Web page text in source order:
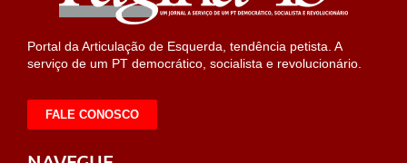
Portal da Articulação de Esquerda, tendência petista. A
serviço de um PT democrático, socialista e revolucionário.
FALE CONOSCO